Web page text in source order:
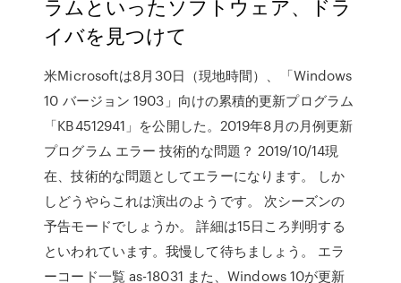
ラムといったソフトウェア、ドラ
イバを見つけて
米Microsoftは8月30日（現地時間）、「Windows
10 バージョン 1903」向けの累積的更新プログラム
「KB4512941」を公開した。2019年8月の月例更新
プログラム エラー 技術的な問題？ 2019/10/14現
在、技術的な問題としてエラーになります。 しか
しどうやらこれは演出のようです。 次シーズンの
予告モードでしょうか。 詳細は15日ころ判明する
といわれています。我慢して待ちましょう。 エラ
ーコード一覧 as-18031 また、Windows 10が更新